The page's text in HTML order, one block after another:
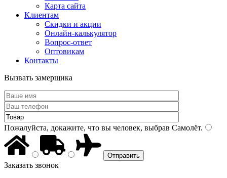
Карта сайта
Клиентам
Скидки и акции
Онлайн-калькулятор
Вопрос-ответ
Оптовикам
Контакты
Вызвать замерщика
Пожалуйста, докажите, что вы человек, выбрав Самолёт.
Заказать звонок